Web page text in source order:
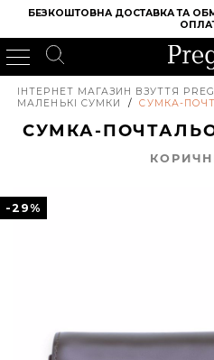
БЕЗКОШТОВНА ДОСТАВКА ТА
ІНТЕРНЕТ МАГАЗИН ВЗУТТЯ
МАЛЕНЬКІ СУМКИ
/ СУМКА-
СУМКА-
-29%